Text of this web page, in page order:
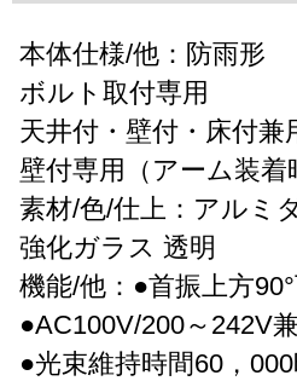
本体仕様/他：防雨形
ボルト取付専用
天井付・壁付・床付
壁付専用（アーム装着
素材/色/仕上：アルミ
強化ガラス 透明
機能/他：●首振上方
●AC100V/200～242V
●光束維持時間60，